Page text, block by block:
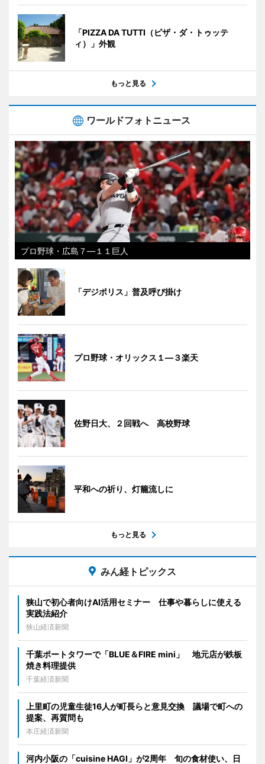
「PIZZA DA TUTTI（ピザ・ダ・トゥッテ
ィ）」外観
もっと見る
ワールドフォトニュース
プロ野球・広島７―１１巨人
「デジポリス」普及呼び掛け
プロ野球・オリックス１―３楽天
佐野日大、２回戦へ 高校野球
平和への祈り、灯籠流しに
もっと見る
みん経トピックス
狭山で初心者向けAI活用セミナー 仕事や暮らしに使える
実践法紹介
狭山経済新聞
千葉ポートタワーで「BLUE＆FIRE mini」 地元店が鉄板
焼き料理提供
千葉経済新聞
上里町の児童生徒16人が町長らと意見交換 議場で町への
提案、再質問も
本庄経済新聞
河内小阪の「cuisine HAGI」が2周年 旬の食材使い、日